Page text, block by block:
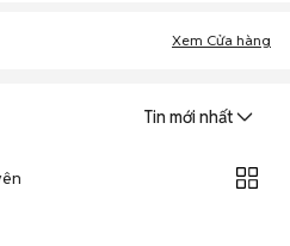
Xem Cửa hàng
Tin mới nhất